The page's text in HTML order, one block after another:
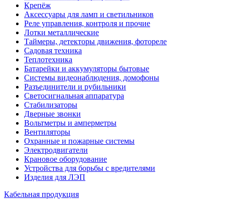
Крепёж
Аксессуары для ламп и светильников
Реле управления, контроля и прочие
Лотки металлические
Таймеры, детекторы движения, фотореле
Садовая техника
Теплотехника
Батарейки и аккумуляторы бытовые
Системы видеонаблюдения, домофоны
Разъединители и рубильники
Светосигнальная аппаратура
Стабилизаторы
Дверные звонки
Вольтметры и амперметры
Вентиляторы
Охранные и пожарные системы
Электродвигатели
Крановое оборудование
Устройства для борьбы с вредителями
Изделия для ЛЭП
Кабельная продукция